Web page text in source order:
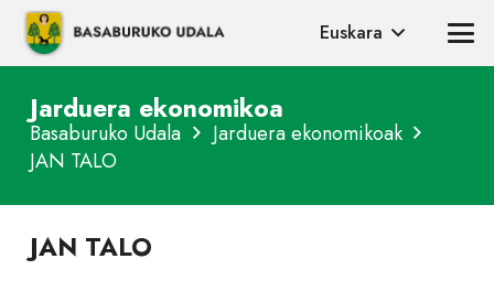
Euskara
Jarduera ekonomikoa
Basaburuko Udala
Jarduera ekonomikoak
JAN TALO
JAN TALO